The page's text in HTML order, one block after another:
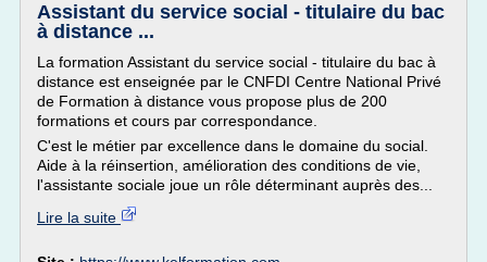
Assistant du service social - titulaire du bac
à distance ...
La formation Assistant du service social - titulaire du bac à
distance est enseignée par le CNFDI Centre National Privé
de Formation à distance vous propose plus de 200
formations et cours par correspondance.
C'est le métier par excellence dans le domaine du social.
Aide à la réinsertion, amélioration des conditions de vie,
l'assistante sociale joue un rôle déterminant auprès des...
Lire la suite